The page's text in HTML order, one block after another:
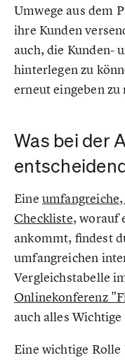
Umwege aus dem
ihre Kunden
auch, die Kunden-
hinterlegen zu
erneut eingeben zu
Was bei der
Eine
Checkliste, worauf
ankommt, findest
umfangreichen
Vergleichstabelle
Onlinekonferenz
auch alles
Eine wichtige